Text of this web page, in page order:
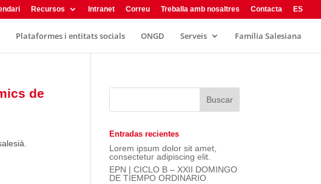
Recursos Intranet Correu Treballa amb nosaltres Contacta ES
Plataformes i entitats socials ONGD Serveis Família Salesiana
de
Entradas recientes
Lorem ipsum dolor sit amet,
consectetur adipiscing elit.
EPN | CICLO B – XXII DOMINGO
DE TIEMPO ORDINARIO